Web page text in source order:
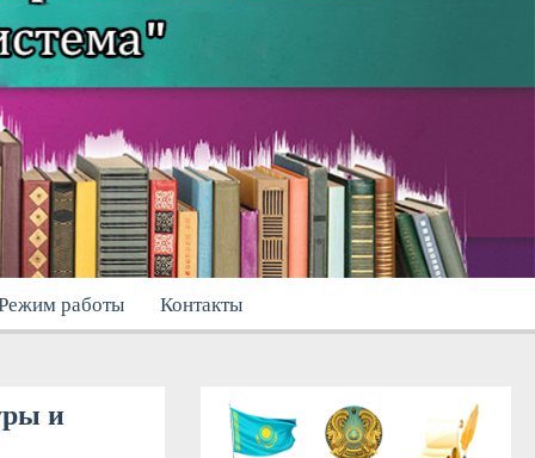
работы Контакты
и